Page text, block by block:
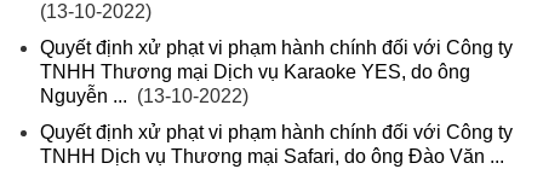
(13-10-2022)
Quyết định xử phạt vi phạm hành chính đối với Công ty
TNHH Thương mại Dịch vụ Karaoke YES, do ông
Nguyễn ... (13-10-2022)
Quyết định xử phạt vi phạm hành chính đối với Công ty
TNHH Dịch vụ Thương mại Safari, do ông Đào Văn ...